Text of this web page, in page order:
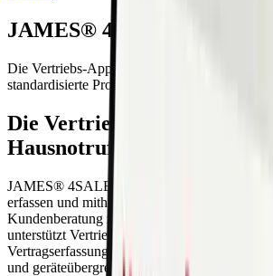
JAMES® 4SALES
Die Vertriebs-App für den Hausnotruf.
standardisierte Prozesse und sofortige
Die Vertriebs-App für den
Hausnotruf
JAMES® 4SALES ermöglicht es,
erfassen und mithilfe kundenzentrierter
Kundenberatung zu standardisieren. Die
unterstützt Vertriebsteams bei der
Vertragserfassung und Auftragsabwicklung –
und geräteübergreifend.